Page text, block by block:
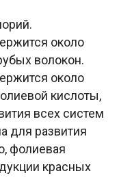
около
волокон.
около
кислоты,
всех систем
для развития
фолиевая
красных